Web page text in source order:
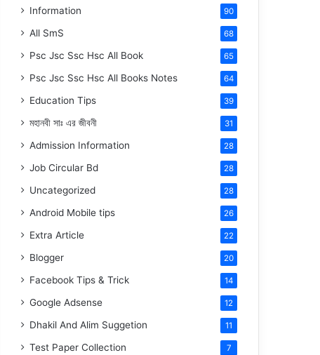
Information 90
All SmS 68
Psc Jsc Ssc Hsc All Book 65
Psc Jsc Ssc Hsc All Books Notes 64
Education Tips 39
মহানবীসাঃ এর জীবনী 31
Admission Information 28
Job Circular Bd 28
Uncategorized 28
Android Mobile tips 26
Extra Article 22
Blogger 20
Facebook Tips & Trick 14
Google Adsense 12
Dhakil And Alim Suggetion 11
Test Paper Collection 7